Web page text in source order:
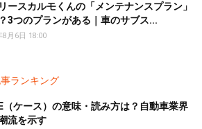
ースカルモくんの「メンテナンスプラン」
3つのプランがある｜車のサブス...
8月6日 18:00
ランキング
（ケース）の意味・読み方は？自動車業界
流を示す